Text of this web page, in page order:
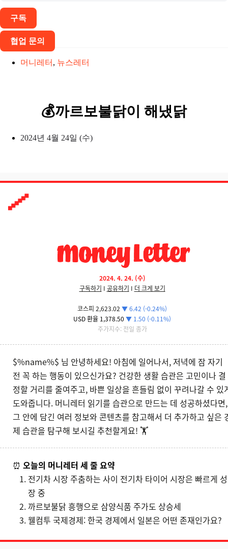
구독
협업 문의
머니레터 , 뉴스레터
💰까르보불닭이 해냈닭
2024년 4월 24일 (수)
2024. 4. 24. (수)
구독하기 I 공유하기 I 더 크게 보기
코스피 2,623.02 ▼ 6.42 (-0.24%)
USD 환율 1,378.50 ▼ 1.50 (-0.11%)
주가지수: 전일 종가
$%name%$ 님 안녕하세요! 아침에 일어나서, 저녁에 잠 자기
전 꼭 하는 행동이 있으신가요? 건강한 생활 습관은 고민이나 결
정할 거리를 줄여주고, 바쁜 일상을 흔들림 없이 꾸려나갈 수 있
도와줍니다. 머니레터 읽기를 습관으로 만드는 데 성공하셨다면,
그 안에 담긴 여러 정보와 콘텐츠를 참고해서 더 추가하고 싶은
제 습관을 탐구해 보시길 추천할게요! 🏋️
⏰ 오늘의 머니레터 세 줄 요약
전기차 시장 주춤하는 사이 전기차 타이어 시장은 빠르게 성
장 중
까르보불닭 흥행으로 삼양식품 주가도 상승세
웰컴투 국제경제: 한국 경제에서 일본은 어떤 존재인가요?